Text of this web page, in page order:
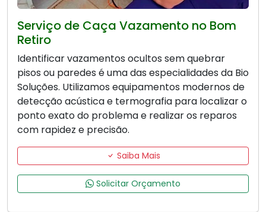
Serviço de Caça Vazamento no Bom
Retiro
Identificar vazamentos ocultos sem quebrar
pisos ou paredes é uma das especialidades da Bio
Soluções. Utilizamos equipamentos modernos de
detecção acústica e termografia para localizar o
ponto exato do problema e realizar os reparos
com rapidez e precisão.
Saiba Mais
Solicitar Orçamento